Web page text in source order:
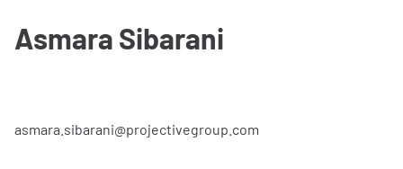
Asmara Sibarani
asmara.sibarani@projectivegroup.com